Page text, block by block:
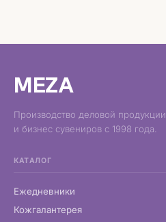
MEZA
Производство деловой продукции
и бизнес сувениров с 1998 года.
КАТАЛОГ
Ежедневники
Кожгалантерея